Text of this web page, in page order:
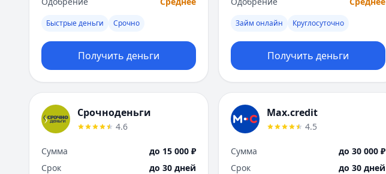
Быстрые деньги Срочно
Получить деньги
Займ онлайн Круглосуточно
Получить деньги
Срочноденьги
4.6
Сумма
до 15 000 ₽
Срок
до 30 дней
Max.credit
4.5
Сумма
до 30 000 ₽
Срок
до 30 дней